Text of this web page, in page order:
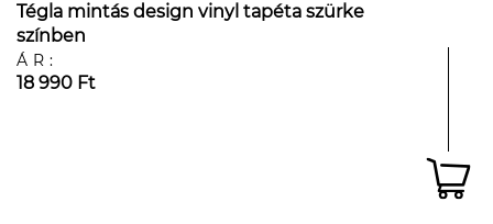
Tégla mintás design vinyl tapéta szürke
színben
ÁR:
18 990 Ft